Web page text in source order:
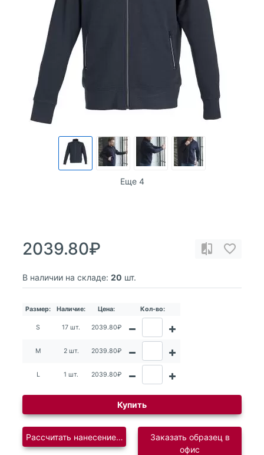
Еще 4
2039.80₽
В наличии на складе: 20 шт.
Размер: Наличие: Цена: Кол-во:
S 17 шт. 2039.80₽
M 2 шт. 2039.80₽
L 1 шт. 2039.80₽
Купить
Рассчитать нанесение логотипаЗаказать образец в
офис